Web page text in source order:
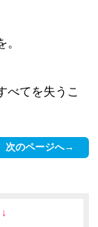
べてを失うこ
次のページへ→